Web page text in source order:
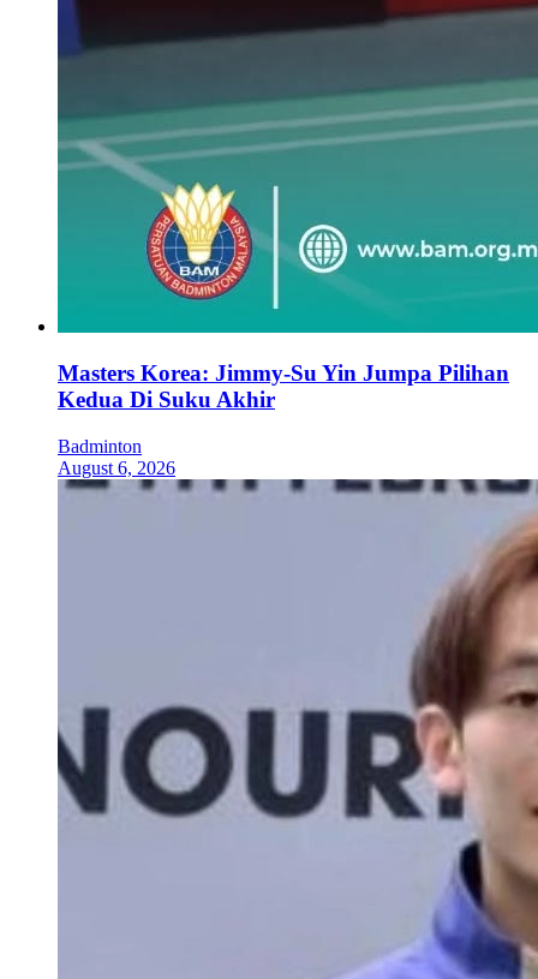
Masters Korea: Jimmy-Su Yin Jumpa Pilihan
Kedua Di Suku Akhir
Badminton
August 6, 2026